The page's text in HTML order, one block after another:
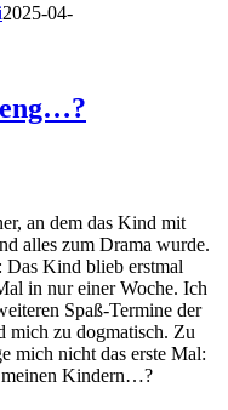
2025-04-
an dem das Kind mit
alles zum Drama wurde.
Das Kind blieb erstmal
in nur einer Woche. Ich
Spaß-Termine der
mich zu dogmatisch. Zu
mich nicht das erste Mal:
Kindern…?